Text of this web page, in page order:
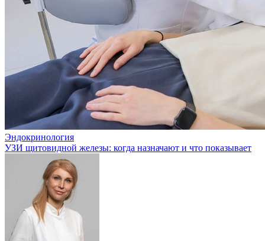
Эндокринология
УЗИ щитовидной железы: когда назначают и что показывает